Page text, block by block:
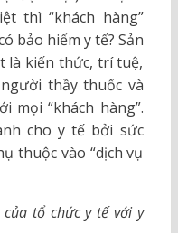
thì “khách hàng”
bảo hiểm y tế? Sản
là kiến thức, trí tuệ,
thầy thuốc và
mọi “khách hàng”.
cho y tế bởi sức
thuộc vào “dịch vụ
tổ chức y tế với y